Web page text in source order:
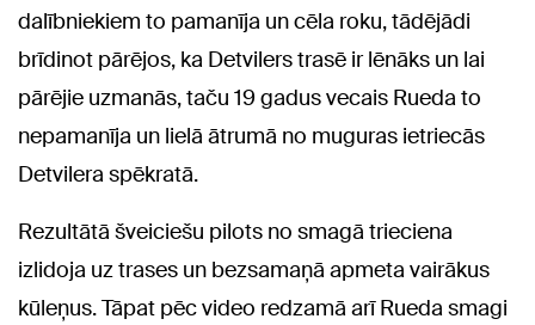
dalībniekiem to pamanīja un cēla roku, tādējādi
brīdinot pārējos, ka Detvilers trasē ir lēnāks un lai
pārējie uzmanās, taču 19 gadus vecais Rueda to
nepamanīja un lielā ātrumā no muguras ietriecās
Detvilera spēkratā.
Rezultātā šveiciešu pilots no smagā trieciena
izlidoja uz trases un bezsamaņā apmeta vairākus
kūleņus. Tāpat pēc video redzamā arī Rueda smagi